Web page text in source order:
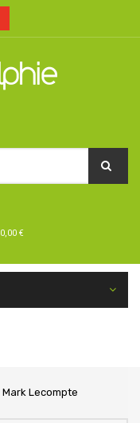
0,00 €
Mark Lecompte